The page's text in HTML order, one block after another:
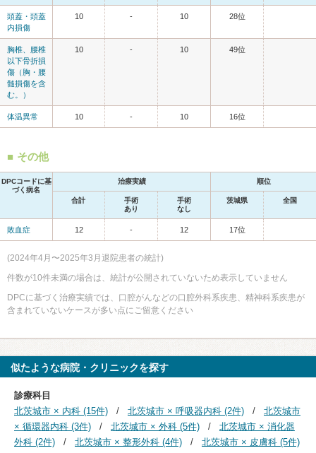
頭蓋・頭蓋
内損傷
10 - 10 28位
胸椎、腰椎
以下骨折損
傷（胸・腰
髄損傷を含
む。）
10 - 10 49位
体温異常 10 - 10 16位
その他
DPCコードに基
づく病名
治療実績 順位
合計
手術
あり
手術
なし
茨城県 全国
敗血症 12 - 12 17位
(2024年4月〜2025年3月退院患者の統計)
件数が10件未満の場合は、統計が公開されていないため表示していません
DPCに基づく治療実績では、口腔がんなどの口腔外科系疾患、精神科系疾患が
含まれていないケースが多い点にご留意ください
似たような病院・クリニックを探す
診療科目
北茨城市 × 内科 (15件)
北茨城市 × 呼吸器内科 (2件)
北茨城市
× 循環器内科 (3件)
北茨城市 × 外科 (5件)
北茨城市 × 消化器
外科 (2件)
北茨城市 × 整形外科 (4件)
北茨城市 × 皮膚科 (5件)